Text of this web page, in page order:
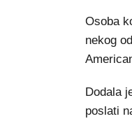
Osoba
nekog
Dodala
poslati